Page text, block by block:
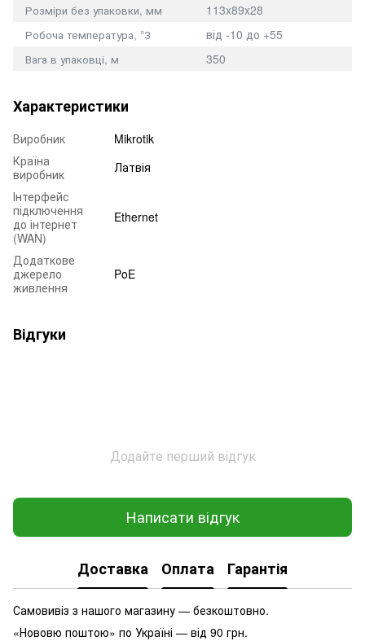
Розміри без упаковки, мм 113x89x28
Робоча температура, °З від -10 до +55
Вага в упаковці, м 350
Характеристики
Виробник
Mikrotik
Країна
виробник
Латвія
Інтерфейс
підключення
до інтернет
(WAN)
Ethernet
Додаткове
джерело
живлення
PoE
Відгуки
Додайте перший відгук
Написати відгук
Доставка Оплата Гарантія
Самовивіз з нашого магазину — безкоштовно.
«Нововю поштою» по Україні — від 90 грн.